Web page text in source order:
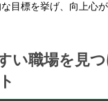
目標を挙げ、向上心
い職場を見